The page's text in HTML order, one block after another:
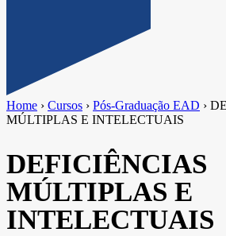
Home › Cursos › Pós-Graduação EAD ›
MÚLTIPLAS E INTELECTUAIS
DEFICIÊNCIAS
MÚLTIPLAS E
INTELECTUAIS